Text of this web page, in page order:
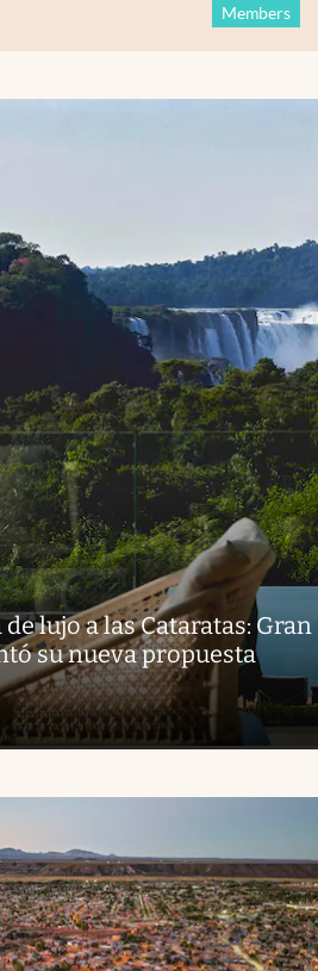
Members
de lujo a las Cataratas: Gran
su nueva propuesta